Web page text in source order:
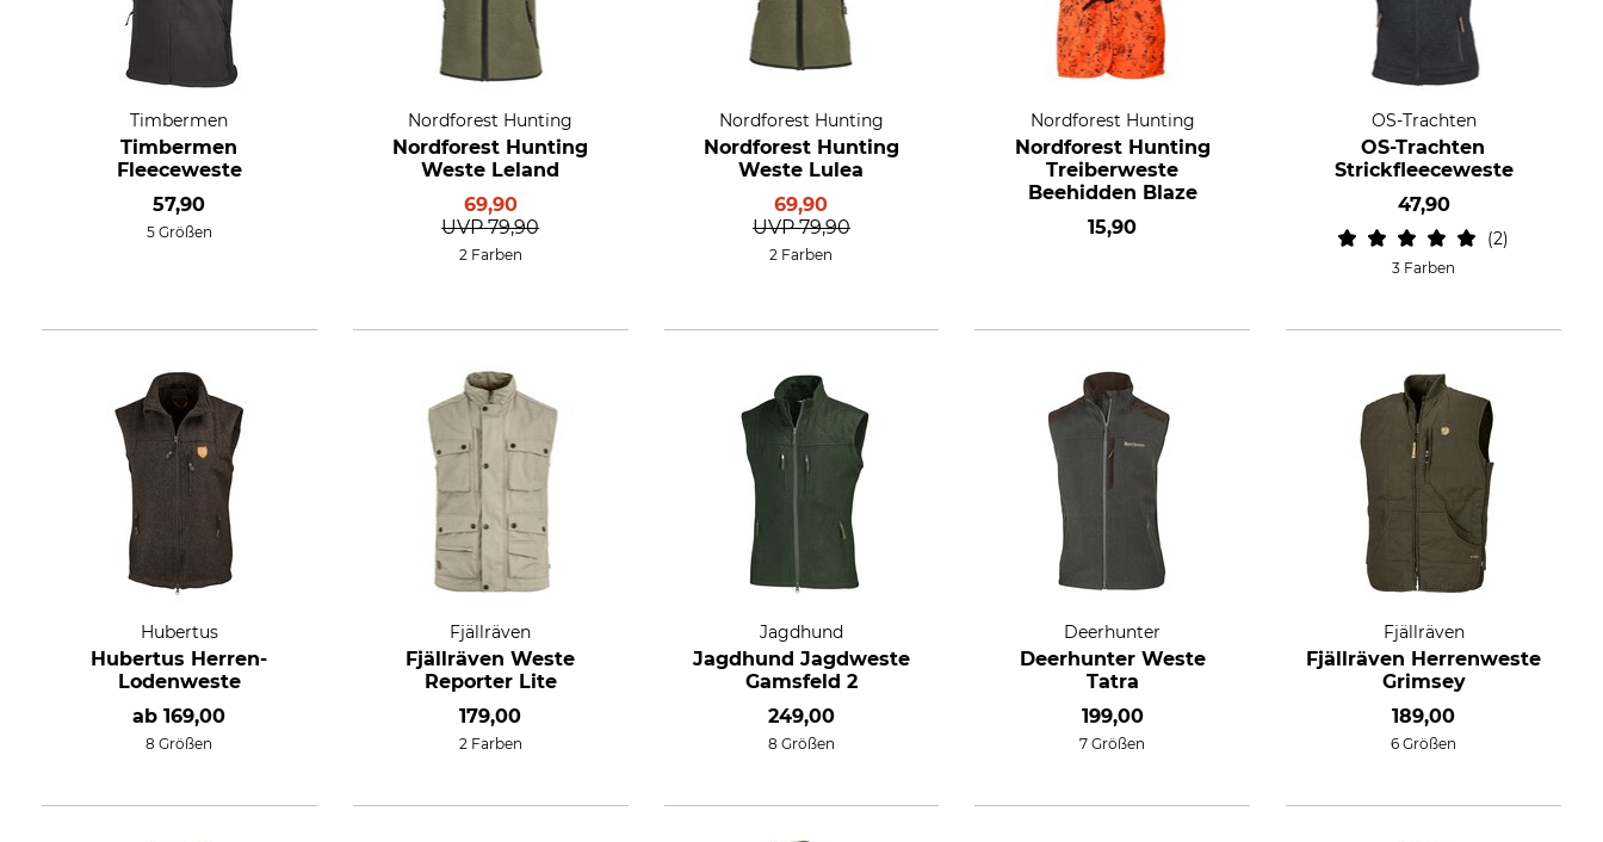
Timbermen
Timbermen
Fleeceweste
57,90
5 Größen
Nordforest Hunting
Nordforest Hunting
Weste Leland
69,90
UVP 79,90
2 Farben
Nordforest Hunting
Nordforest Hunting
Weste Lulea
69,90
UVP 79,90
2 Farben
Nordforest Hunting
Nordforest Hunting
Treiberweste
Beehidden Blaze
15,90
OS-Trachten
OS-Trachten
Strickfleeceweste
47,90
2
3 Farben
Hubertus
Hubertus Herren-
Lodenweste
ab169,00
8 Größen
Fjällräven
Fjällräven Weste
Reporter Lite
179,00
2 Farben
Jagdhund
Jagdhund Jagdweste
Gamsfeld 2
249,00
8 Größen
Deerhunter
Deerhunter Weste
Tatra
199,00
7 Größen
Fjällräven
Fjällräven Herrenweste
Grimsey
189,00
6 Größen